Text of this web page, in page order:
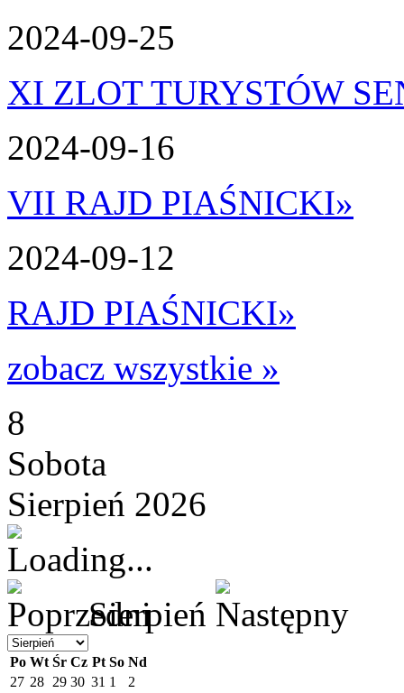
2024-09-25
XI ZLOT TURYSTÓW
2024-09-16
VII RAJD PIAŚNICKI»
2024-09-12
RAJD PIAŚNICKI»
zobacz wszystkie »
8
Sobota
Sierpień 2026
Sierpień
Po Wt Śr Cz Pt So Nd
27 28 29 30 31 1
2